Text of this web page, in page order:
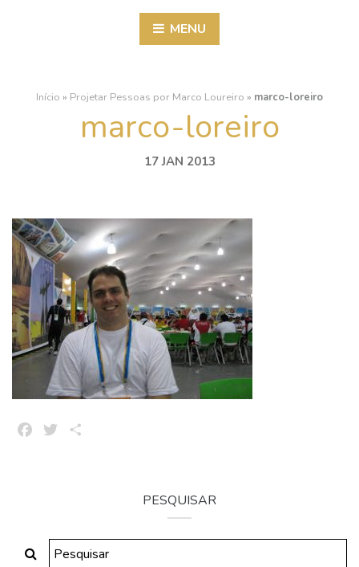
MENU
Início » Projetar Pessoas por Marco Loureiro » marco-loreiro
marco-loreiro
17 JAN 2013
FacebookTwitter
PESQUISAR